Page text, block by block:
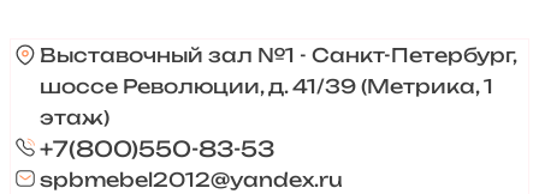
Выставочный зал №1 - Санкт-Петербург,
шоссе Революции, д. 41/39 (Метрика, 1
этаж)
+7(800)550-83-53
spbmebel2012@yandex.ru